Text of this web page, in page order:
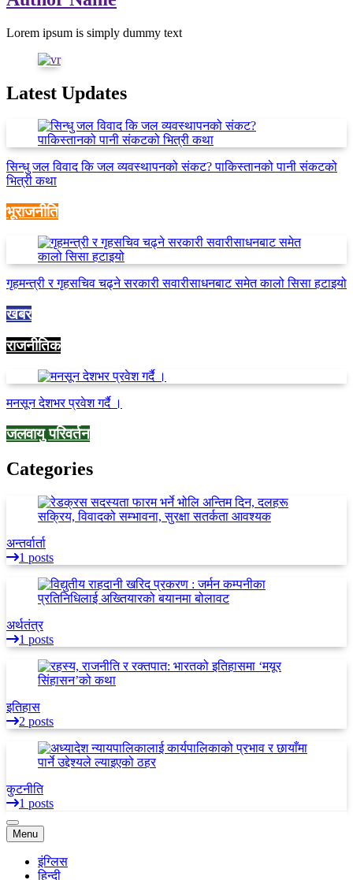
Lorem ipsum is simply dummy text
Latest Updates
सिन्धु जल विवाद कि जल व्यवस्थापनको संकट? पाकिस्तानको पानी संकटको
भित्री कथा
भूराजनीति
गृहमन्त्री र गृहसचिव चढ्ने सरकारी सवारीसाधनबाट समेत कालो सिसा हटाइयो
खबर
राजनीतिक
मनसून देशभर प्रवेश गर्दै ।
जलवायु परिवर्तन
Categories
अन्तर्वार्ता
1 posts
अर्थतंत्र
1 posts
इतिहास
2 posts
कुटनीति
1 posts
Menu
इंग्लिस
हिन्दी